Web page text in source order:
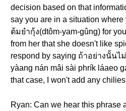
decision based on that
say you are in a situation
ต้มยำกุ้ง(dtôm-yam-gûng) for
from her that she doesn't like
respond by saying ถ้าอย่างนั้น
yàang nán mâi sài phrík láaeo
that case, I won't add any
Ryan: Can we hear this phrase